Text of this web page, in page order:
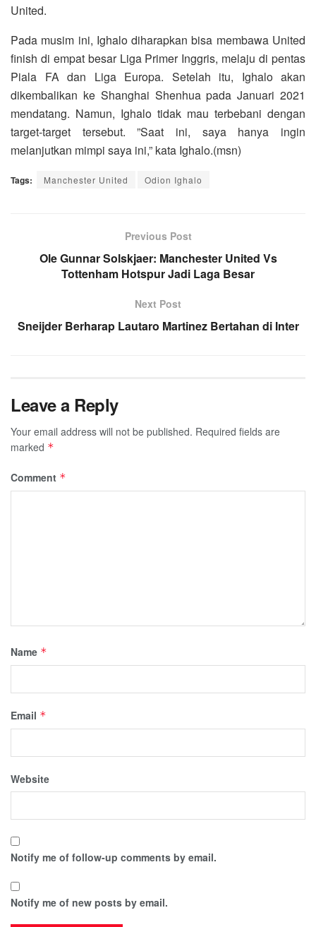
United.
Pada musim ini, Ighalo diharapkan bisa membawa United
finish di empat besar Liga Primer Inggris, melaju di pentas
Piala FA dan Liga Europa. Setelah itu, Ighalo akan
dikembalikan ke Shanghai Shenhua pada Januari 2021
mendatang. Namun, Ighalo tidak mau terbebani dengan
target-target tersebut. ”Saat ini, saya hanya ingin
melanjutkan mimpi saya ini,” kata Ighalo.(msn)
Tags: Manchester United Odion Ighalo
Previous Post
Ole Gunnar Solskjaer: Manchester United Vs
Tottenham Hotspur Jadi Laga Besar
Next Post
Sneijder Berharap Lautaro Martinez Bertahan di Inter
Leave a Reply
Your email address will not be published. Required fields are
marked *
Comment *
Name *
Email *
Website
Notify me of follow-up comments by email.
Notify me of new posts by email.